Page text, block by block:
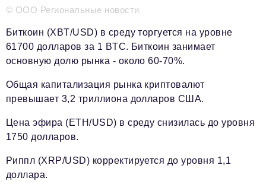
© ООО Региональные новости
Биткоин (XBT/USD) в среду торгуется на уровне
61700 долларов за 1 BTC. Биткоин занимает
основную долю рынка - около 60-70%.
Общая капитализация рынка криптовалют
превышает 3,2 триллиона долларов США.
Цена эфира (ETH/USD) в среду снизилась до уровня
1750 долларов.
Риппл (XRP/USD) корректируется до уровня 1,1
доллара.